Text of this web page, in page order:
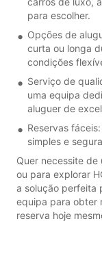
para escolher.
Opções de
curta ou longa
condições
Serviço de
uma equipa
aluguer de
Reservas
simples e
Quer necessite
ou para explorar
a solução perfeita
equipa para obter
reserva hoje